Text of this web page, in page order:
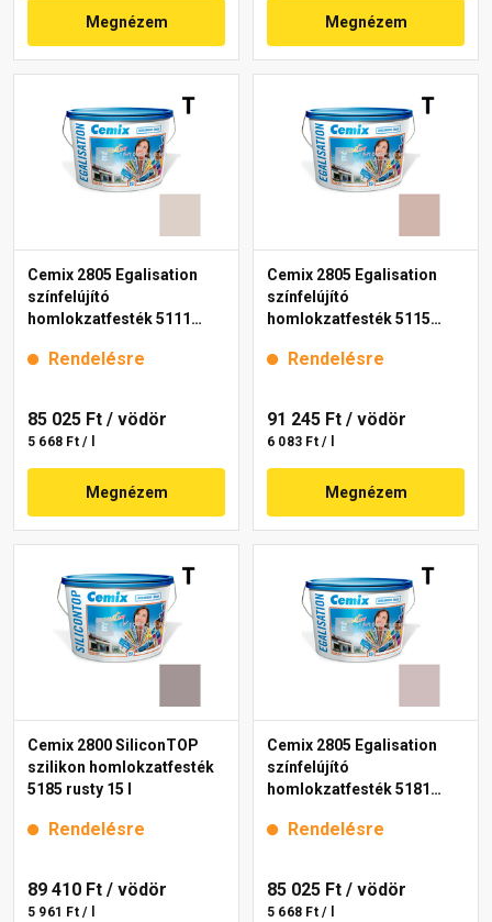
Megnézem Megnézem
Cemix 2805 Egalisation
színfelújító
homlokzatfesték 5111
Rendelésre
85 025 Ft / vödör
5 668 Ft / l
Megnézem
Cemix 2805 Egalisation
színfelújító
homlokzatfesték 5115
Rendelésre
91 245 Ft / vödör
6 083 Ft / l
Megnézem
Cemix 2800 SiliconTOP
szilikon homlokzatfesték
5185 rusty 15 l
Rendelésre
89 410 Ft / vödör
5 961 Ft / l
Cemix 2805 Egalisation
színfelújító
homlokzatfesték 5181
Rendelésre
85 025 Ft / vödör
5 668 Ft / l